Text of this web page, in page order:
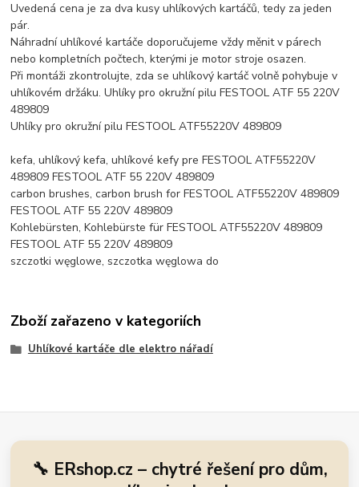
Uvedená cena je za dva kusy uhlíkových kartáčů, tedy za jeden
pár.
Náhradní uhlíkové kartáče doporučujeme vždy měnit v párech
nebo kompletních počtech, kterými je motor stroje osazen.
Při montáži zkontrolujte, zda se uhlíkový kartáč volně pohybuje v
uhlíkovém držáku. Uhlíky pro okružní pilu FESTOOL ATF 55 220V
489809
Uhlíky pro okružní pilu FESTOOL ATF55220V 489809
kefa, uhlíkový kefa, uhlíkové kefy pre FESTOOL ATF55220V
489809 FESTOOL ATF 55 220V 489809
carbon brushes, carbon brush for FESTOOL ATF55220V 489809
FESTOOL ATF 55 220V 489809
Kohlebürsten, Kohlebürste für FESTOOL ATF55220V 489809
FESTOOL ATF 55 220V 489809
szczotki węglowe, szczotka węglowa do
Zboží zařazeno v kategoriích
Uhlíkové kartáče dle elektro nářadí
🔧 ERshop.cz – chytré řešení pro dům,